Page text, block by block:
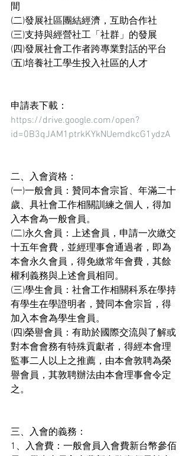
間
(二)發展社區團結經濟，互助合作社
(三)支持與經營社工「社群」的發展
(四)發展社會工作者跨專業對話的平台
(五)培養社工學生投入社區的人才
申請表下載：
https://drive.google.com/open?
id=0B3qJAM1ptrkKYkNUemdkcG1ydzA
二、入會資格：
(一)一般會員：贊同本會宗旨、年滿二十
歲、具社會工作相關訓練之個人，得加
入本會為一般會員。
(二)永久會員：上述會員，申請一次繳交
十五年會費，並經理事會通過者，即為
本會永久會員，得免繳常年會費，其餘
權利義務與上述會員相同。
(三)學生會員：社會工作相關科系在學持
有學生在學證明者，贊同本會宗旨，得
加入本會為學生會員。
(四)榮譽會員：有助於國際交流與了解或
對本會會務有特殊貢獻者，得經本會理
監事二人以上之推薦，由本會敦聘為榮
譽會員，其敦聘辦法由本會理事會令定
之。
三、入會的義務：
1、入會費：一般會員入會費新台幣參佰